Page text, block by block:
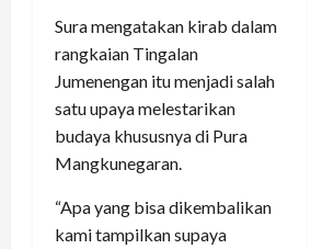
Sura mengatakan kirab dalam
rangkaian Tingalan
Jumenengan itu menjadi salah
satu upaya melestarikan
budaya khususnya di Pura
Mangkunegaran.
“Apa yang bisa dikembalikan
kami tampilkan supaya